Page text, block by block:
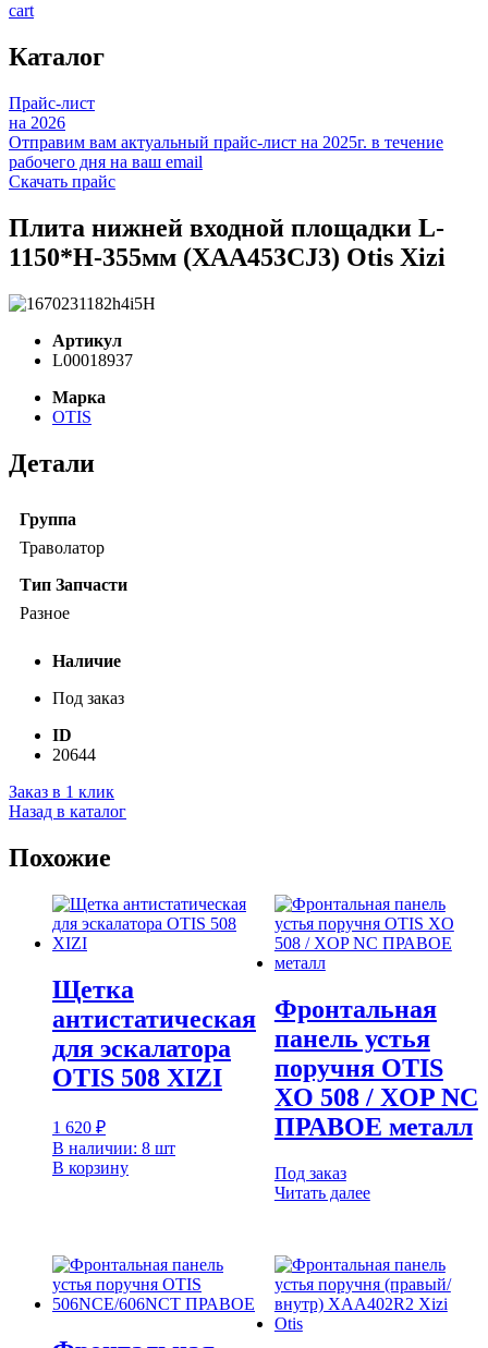
cart
Каталог
Прайс-лист
на 2026
Отправим вам актуальный прайс-лист на 2025г. в течение
рабочего дня на ваш email
Скачать прайс
Плита нижней входной площадки L-
1150*H-355мм (XAA453CJ3) Otis Xizi
Артикул
L00018937
Марка
OTIS
Детали
Группа
Траволатор
Тип Запчасти
Разное
Наличие
Под заказ
ID
20644
Заказ в 1 клик
Назад в каталог
Похожие
Щетка
антистатическая
для эскалатора
ОTIS 508 XIZI
1 620 ₽
В наличии: 8 шт
В корзину
Фронтальная
панель устья
поручня OTIS
XO 508 / XOP NC
ПРАВОЕ металл
Под заказ
Читать далее